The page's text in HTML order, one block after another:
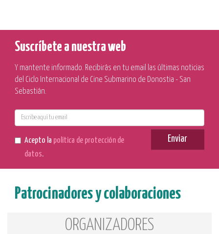
Suscríbete a nuestra web
Y mantente informado. Recibirás en tu email las últimas noticias
del Ciclo Internacional de Cine Submarino de Donostia - San
Sebastián.
Acepto la política de protección de
datos.
Enviar
Patrocinadores y colaboraciones
ORGANIZADORES